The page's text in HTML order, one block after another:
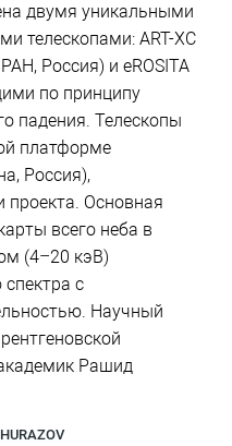
двумя уникальными
телескопами: ART-XC
Россия) и eROSITA
по принципу
падения. Телескопы
платформе
Россия),
проекта. Основная
всего неба в
(4–20 кэВ)
спектра с
Научный
Рашид